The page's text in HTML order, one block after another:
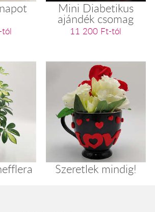
Mini Diabetikus
ajándék csomag
11 200 Ft-tól
Szeretlek mindig!